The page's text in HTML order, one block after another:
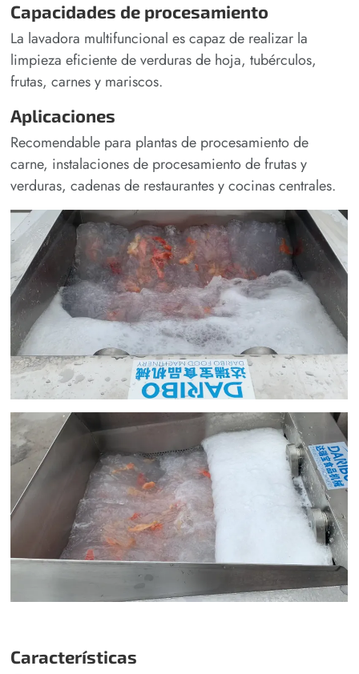
Capacidades de procesamiento
La lavadora multifuncional es capaz de realizar la
limpieza eficiente de verduras de hoja, tubérculos,
frutas, carnes y mariscos.
Aplicaciones
Recomendable para plantas de procesamiento de
carne, instalaciones de procesamiento de frutas y
verduras, cadenas de restaurantes y cocinas centrales.
Características